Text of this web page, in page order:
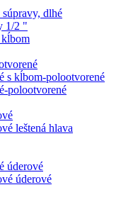
súpravy, dlhé
1/2 "
kĺbom
s kĺbom-polootvorené
polootvorené
leštená hlava
úderové
úderové